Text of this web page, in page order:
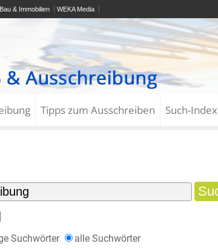
& Immobilien WEKA Media
Tipps zum Ausschreiben Such-Index
Suchwörter alle Suchwörter